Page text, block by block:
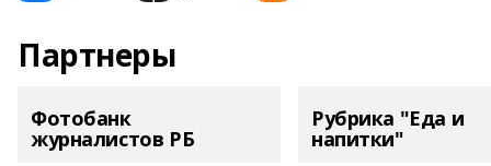
Партнеры
Фотобанк
журналистов РБ
Рубрика "Еда и
напитки"